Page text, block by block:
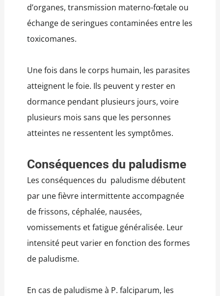
d’organes, transmission materno-fœtale ou
échange de seringues contaminées entre les
toxicomanes.
Une fois dans le corps humain, les parasites
atteignent le foie. Ils peuvent y rester en
dormance pendant plusieurs jours, voire
plusieurs mois sans que les personnes
atteintes ne ressentent les symptômes.
Conséquences du paludisme
Les conséquences du paludisme débutent
par une fièvre intermittente accompagnée
de frissons, céphalée, nausées,
vomissements et fatigue généralisée. Leur
intensité peut varier en fonction des formes
de paludisme.
En cas de paludisme à P. falciparum, les